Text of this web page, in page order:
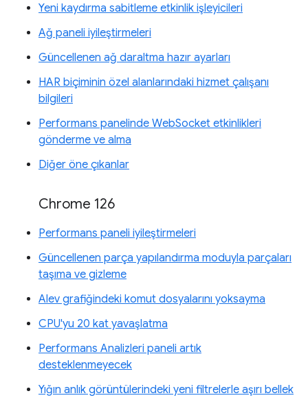
Yeni kaydırma sabitleme etkinlik işleyicileri
Ağ paneli iyileştirmeleri
Güncellenen ağ daraltma hazır ayarları
HAR biçiminin özel alanlarındaki hizmet çalışanı
bilgileri
Performans panelinde WebSocket etkinlikleri
gönderme ve alma
Diğer öne çıkanlar
Chrome 126
Performans paneli iyileştirmeleri
Güncellenen parça yapılandırma moduyla parçaları
taşıma ve gizleme
Alev grafiğindeki komut dosyalarını yoksayma
CPU'yu 20 kat yavaşlatma
Performans Analizleri paneli artık
desteklenmeyecek
Yığın anlık görüntülerindeki yeni filtrelerle aşırı bellek